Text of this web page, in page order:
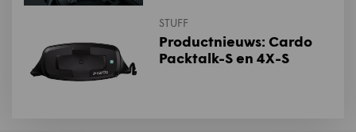
STUFF
Productnieuws: Cardo
Packtalk-S en 4X-S